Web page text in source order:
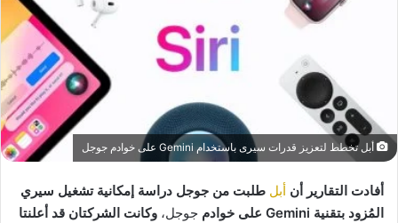
أبل تخطط لتعزيز قدرات سيرى باستخدام Gemini على خوادم جوجل
أفادت التقارير أن أبل طلبت من جوجل دراسة إمكانية تشغيل سيري
المُزود بتقنية Gemini على خوادم
جوجل، وكانت الشركتان قد أعلنتا